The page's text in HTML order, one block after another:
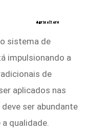
sistema de
impulsionando a
de
aplicados nas
ser abundante
qualidade.